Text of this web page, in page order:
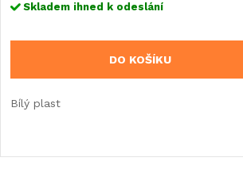
Skladem ihned k odeslání
DO KOŠÍKU
Bílý plast